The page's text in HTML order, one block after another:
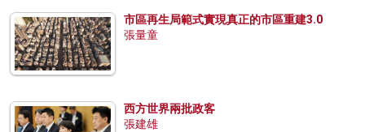
市區再生局範式實現真正的市區重建3.0
張量童
西方世界兩批政客
張建雄